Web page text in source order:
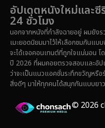
Family ครอบครัว
Fantasy จินตนาการ
Fiction
Gothic
อัปเดตหนังใหม่และ
24 ชั่วโมง
นอกจากหนังที่กำลังฉายอยู่ ผมยัง
เมะยอดนิยมมาไว้ให้เลือกชมกันแบ
จะได้เจอคอนเทนต์ที่ถูกใจแน่นอน โ
ปี 2026 ที่ผมคอยตรวจสอบและอั
ว่าจะเป็นแนวแอคชั่นระทึกขวัญหรื
สิ่งดีๆ มาให้ทุกคนได้สนุกกันแบบยา
© 2026